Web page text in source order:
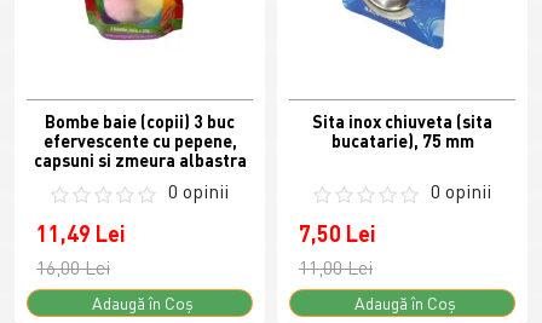
Bombe baie (copii) 3 buc
efervescente cu pepene,
capsuni si zmeura albastra
0 opinii
11,49 Lei
16,00 Lei
Adaugă în Coş
Sita inox chiuveta (sita
bucatarie), 75 mm
0 opinii
7,50 Lei
11,00 Lei
Adaugă în Coş